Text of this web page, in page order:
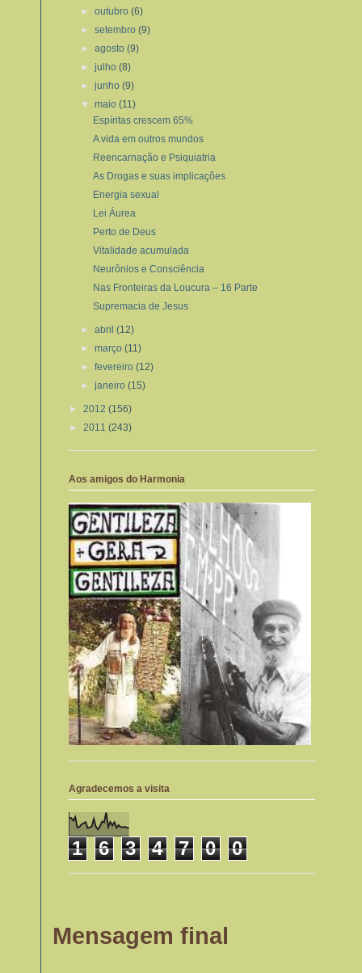
►outubro(6)
►setembro(9)
►agosto(9)
►julho(8)
►junho(9)
▼maio(11)
Espíritas crescem 65%
A vida em outros mundos
Reencarnação e Psiquiatria
As Drogas e suas implicações
Energia sexual
Lei Áurea
Perto de Deus
Vitalidade acumulada
Neurônios e Consciência
Nas Fronteiras da Loucura – 16 Parte
Supremacia de Jesus
►abril(12)
►março(11)
►fevereiro(12)
►janeiro(15)
► 2012 (156)
► 2011 (243)
Aos amigos do Harmonia
Agradecemos a visita
1 6 3 4 7 0 0
Mensagem final